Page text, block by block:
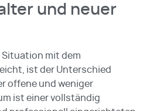
und neuer
Situation mit dem
ist der Unterschied
offene und weniger
ist einer vollständig